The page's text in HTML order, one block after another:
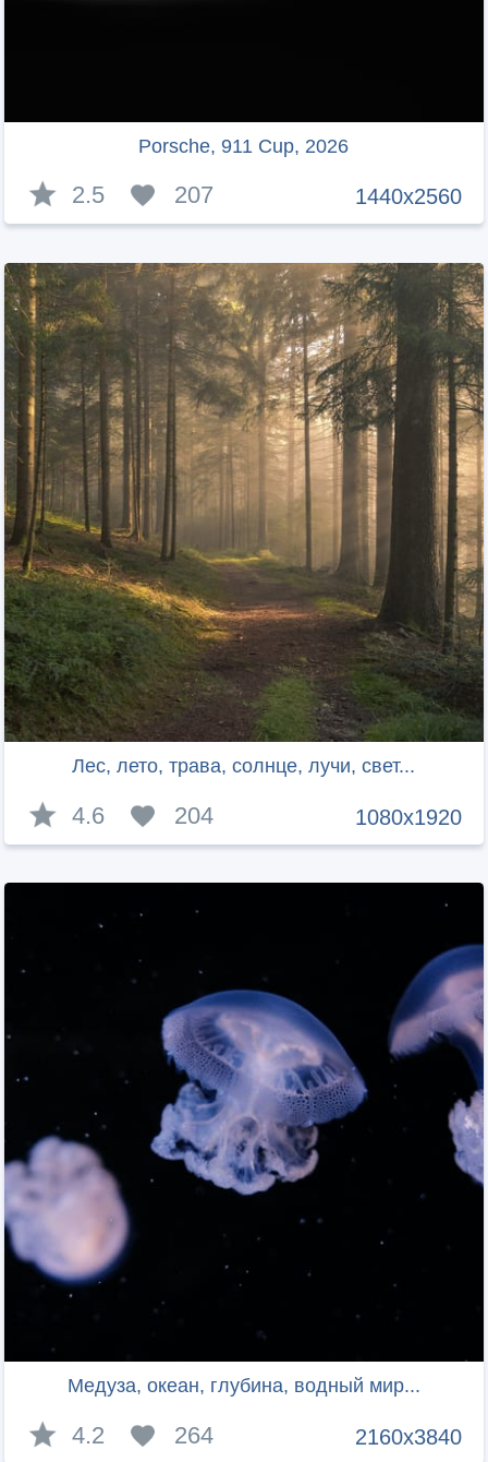
Porsche, 911 Cup, 2026
1440x2560
2.5 207
Лес, лето, трава, солнце, лучи, свет...
1080x1920
4.6 204
Медуза, океан, глубина, водный мир...
2160x3840
4.2 264